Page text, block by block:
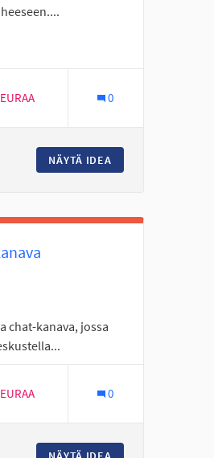
KÄYTTÖMAHDOLLISUUDET
JA NIIDEN MONIPUOLISET
SEURAAJAA 0
NÄYTÄ IDEA
chat-kanava, jossa
SEURAAJAA 0